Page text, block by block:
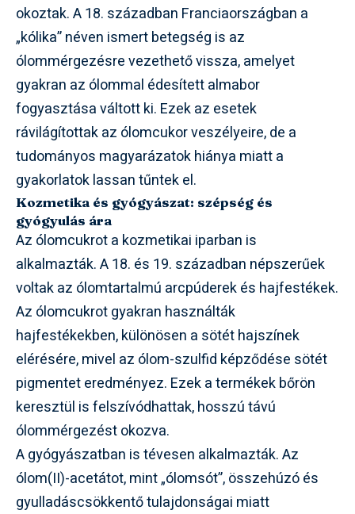
okoztak. A 18. században Franciaországban a
„kólika” néven ismert betegség is az
ólommérgezésre vezethető vissza, amelyet
gyakran az ólommal édesített almabor
fogyasztása váltott ki. Ezek az esetek
rávilágítottak az ólomcukor veszélyeire, de a
tudományos magyarázatok hiánya miatt a
gyakorlatok lassan tűntek el.
Kozmetika és gyógyászat: szépség és
gyógyulás ára
Az ólomcukrot a kozmetikai iparban is
alkalmazták. A 18. és 19. században népszerűek
voltak az ólomtartalmú arcpúderek és hajfestékek.
Az ólomcukrot gyakran használták
hajfestékekben, különösen a sötét hajszínek
elérésére, mivel az ólom-szulfid képződése sötét
pigmentet eredményez. Ezek a termékek bőrön
keresztül is felszívódhattak, hosszú távú
ólommérgezést okozva.
A gyógyászatban is tévesen alkalmazták. Az
ólom(II)-acetátot, mint „ólomsót”, összehúzó és
gyulladáscsökkentő tulajdonságai miatt